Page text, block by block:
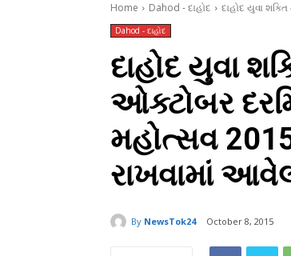
Home Dahod - દાહોદ દાહોદ યુવા
Dahod - દાહોદ
દાહોદ યુવા
ઓક્ટોબર
મહોત્સવ
રાખવામાં
By NewsTok24 October 8, 2015